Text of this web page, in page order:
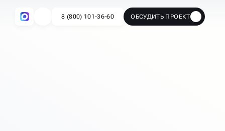
8 (800) 101-36-60 ОБСУДИТЬ ПРОЕКТ